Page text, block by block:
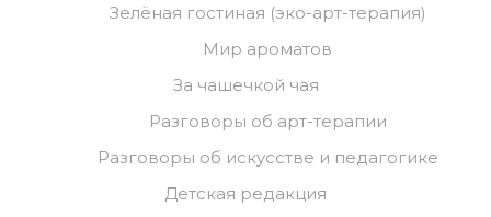
Зелёная гостиная (эко-арт-терапия)
Мир ароматов
За чашечкой чая
Разговоры об арт-терапии
Разговоры об искусстве и педагогике
Детская редакция